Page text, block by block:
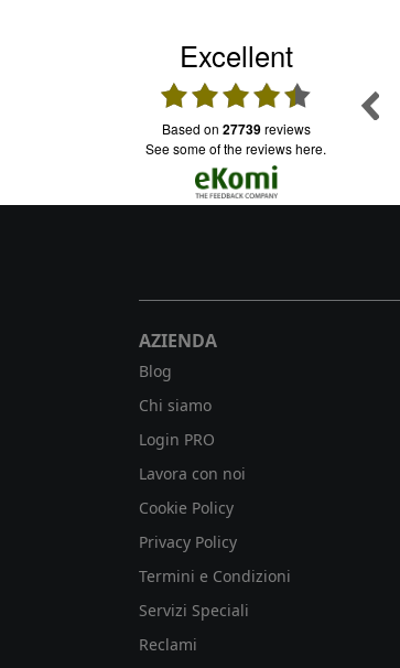
Excellent
based on 27739reviews
see some of the reviews here.
Una garanzia. Ho usato già tante volte questo
servizio e mi sono trovata molto bene.
Puntuali e trasparenti. Assistenza: funziona e
il personale è cordiale
AZIENDA
Blog
Chi siamo
Login PRO
Lavora con noi
Cookie Policy
Privacy Policy
Termini e Condizioni
Servizi Speciali
Reclami